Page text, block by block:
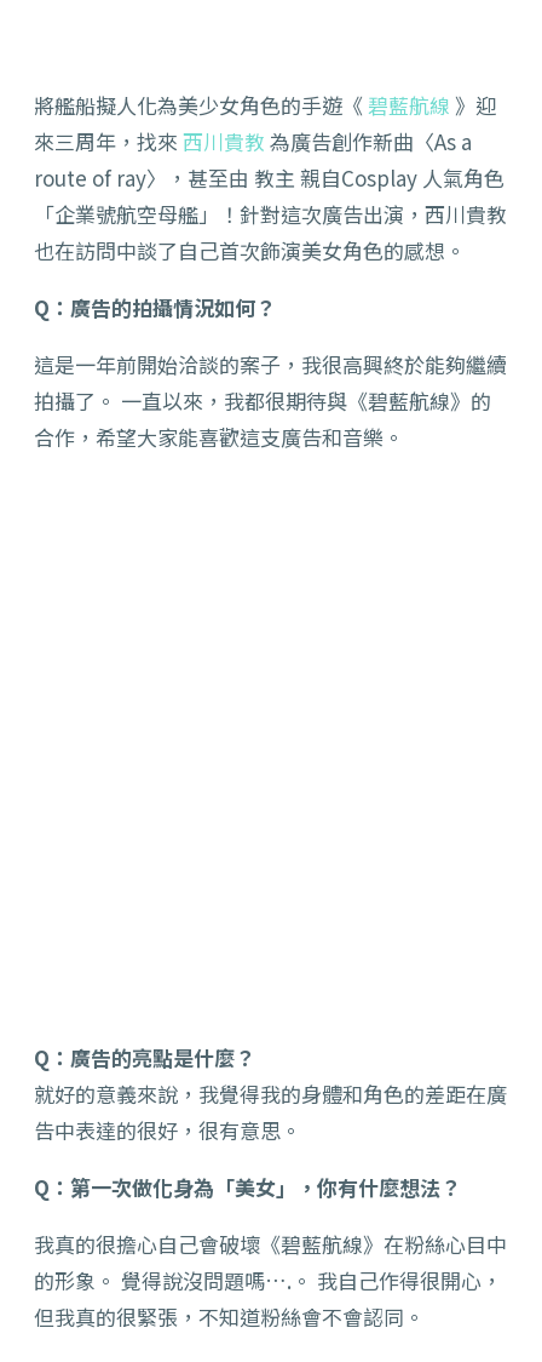
將艦船擬人化為美少女角色的手遊《 碧藍航線 》迎
來三周年，找來 西川貴教 為廣告創作新曲〈As a
route of ray〉，甚至由 教主 親自Cosplay 人氣角色
「企業號航空母艦」！針對這次廣告出演，西川貴教
也在訪問中談了自己首次飾演美女角色的感想。
Q：廣告的拍攝情況如何？
這是一年前開始洽談的案子，我很高興終於能夠繼續
拍攝了。 一直以來，我都很期待與《碧藍航線》的
合作，希望大家能喜歡這支廣告和音樂。
Q：廣告的亮點是什麼？
就好的意義來說，我覺得我的身體和角色的差距在廣
告中表達的很好，很有意思。
Q：第一次做化身為「美女」，你有什麼想法？
我真的很擔心自己會破壞《碧藍航線》在粉絲心目中
的形象。 覺得說沒問題嗎….。 我自己作得很開心，
但我真的很緊張，不知道粉絲會不會認同。